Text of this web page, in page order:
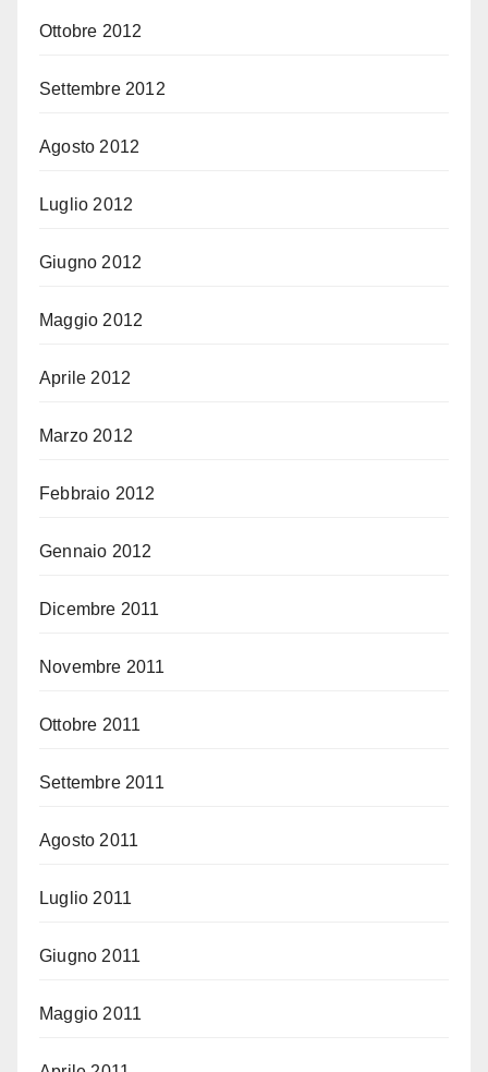
Ottobre 2012
Settembre 2012
Agosto 2012
Luglio 2012
Giugno 2012
Maggio 2012
Aprile 2012
Marzo 2012
Febbraio 2012
Gennaio 2012
Dicembre 2011
Novembre 2011
Ottobre 2011
Settembre 2011
Agosto 2011
Luglio 2011
Giugno 2011
Maggio 2011